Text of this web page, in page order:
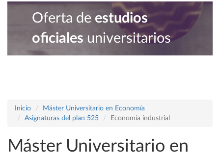
Oferta de estudios
oficiales universitarios
Inicio
Máster Universitario en Economía
Asignaturas del plan 525
Economía industrial
Máster Universitario en